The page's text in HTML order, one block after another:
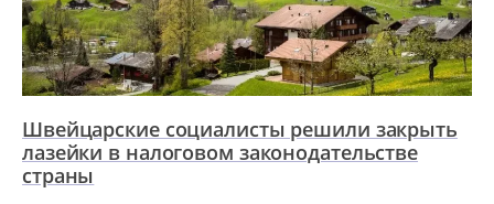
Швейцарские социалисты решили закрыть
лазейки в налоговом законодательстве
страны